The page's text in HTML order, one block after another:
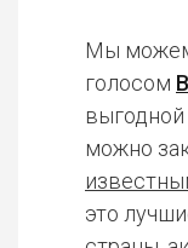
Мы
голосом
можно
это